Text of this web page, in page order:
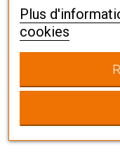
Une ligne
Comme tous les
ce qui signifie
équipement
européenne
médicaux.
Plus
cookies